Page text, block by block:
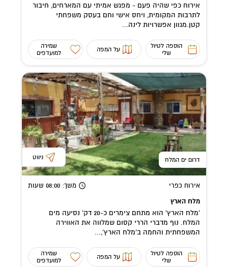
אירוח כפי שהיה פעם - מפגש אמיתי עם המארחים, חיבור
לתרבות המקומית, ויחס אישי וחם בעסק משפחתי
קטן.מגוון אפשרויות לינה...
הוספה לטיול
שלי
על המפה
שמירה
למועדפים
דרום ים המלח ניווט
אירוח כפרי משך: 08:00 שעות
מלח הארץ
'מלח הארץ' הוא מתחם צימרים כ-20 דק' נסיעה מים
המלח. נוף מדברי הררי קסום שמלווה את האווירה
המשפחתית והחמה ב'מלח הארץ',...
הוספה לטיול
שלי
על המפה
שמירה
למועדפים